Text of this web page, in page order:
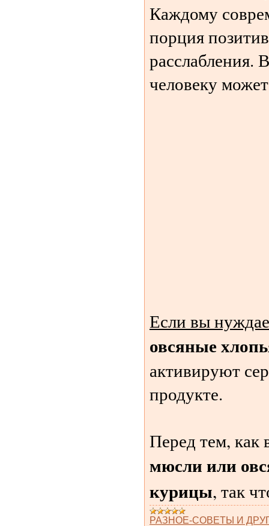
Каждому
порция
расслабления.
человеку
Если вы
овсяные
активируют
продукте.
Перед тем, как
мюсли или
курицы, так
РАЗНОЕ-СОВЕТЫ И